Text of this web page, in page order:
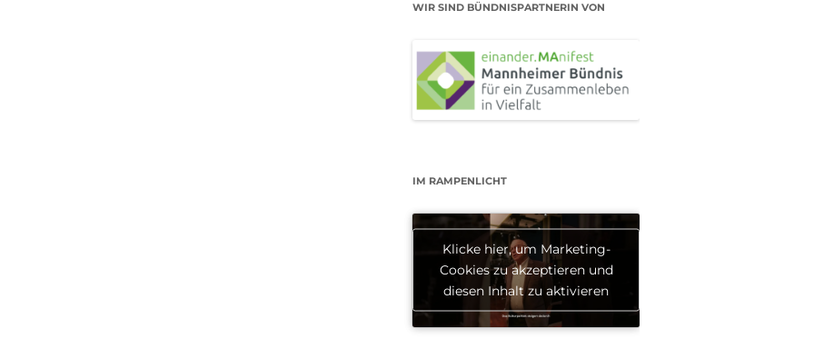
WIR SIND BÜNDNISPARTNERIN VON
IM RAMPENLICHT
Klicke hier, um Marketing-
Cookies zu akzeptieren und
diesen Inhalt zu aktivieren